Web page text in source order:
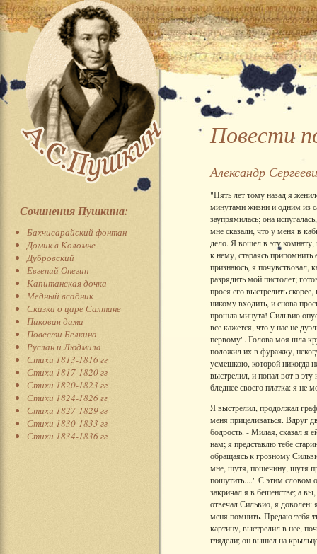
Сочинения Пушкина:
Бахчисарайский фонтан
Домик в Коломне
Дубровский
Евгений Онегин
Капитанская дочка
Медный всадник
Сказка о царе Салтане
Пиковая дама
Повести Белкина
Руслан и Людмила
Стихи 1813-1816 гг
Стихи 1817-1820 гг
Стихи 1820-1823 гг
Стихи 1824-1826 гг
Стихи 1827-1829 гг
Стихи 1830-1833 гг
Стихи 1834-1836 гг
Повести
Александр
"Пять лет тому назад я
минутами жизни и одним из
заупрямилась; она
мне сказали, что у меня в
дело. Я вошел в эту
к нему, стараясь
признаюсь, я почувствовал,
разрядить мой пистолет;
прося его выстрелить
никому входить, и снова
прошла минута! Сильвио
все кажется, что у нас не
первому". Голова моя шла
положил их в фуражку,
усмешкою, которой никогда
выстрелил, и попал вот в
бледнее своего платка: я не
Я выстрелил, продолжал
меня прицеливаться. Вдруг
бодрость. - Милая, сказал я
нам; я представлю тебе
обращаясь к грозному
мне, шутя, пощечину, шутя
пошутить...." С этим словом
закричал я в бешенстве; а
отвечал Сильвио, я доволен:
меня помнить. Предаю тебя
картину, выстрелил в нее,
глядели; он вышел на